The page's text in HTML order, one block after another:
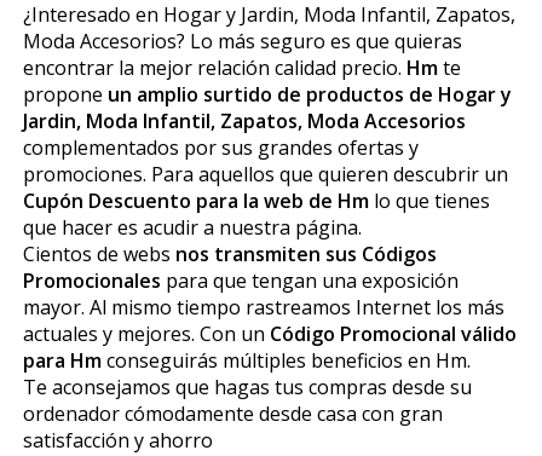
¿Interesado en Hogar y Jardin, Moda Infantil, Zapatos,
Moda Accesorios? Lo más seguro es que quieras
encontrar la mejor relación calidad precio. Hmte
propone un amplio surtido de productos de Hogar y
Jardin, Moda Infantil, Zapatos, Moda Accesorios
complementados por sus grandes ofertas y
promociones. Para aquellos que quieren descubrir un
Cupón Descuento para la web de Hmlo que tienes
que hacer es acudir a nuestra página.
Cientos de webs nos transmiten sus Códigos
Promocionales para que tengan una exposición
mayor. Al mismo tiempo rastreamos Internet los más
actuales y mejores. Con un Código Promocional válido
para Hmconseguirás múltiples beneficios en Hm.
Te aconsejamos que hagas tus compras desde su
ordenador cómodamente desde casa con gran
satisfacción y ahorro